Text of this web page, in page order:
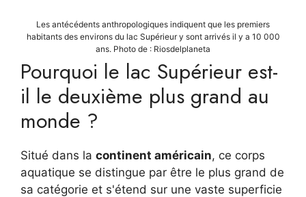
Les antécédents anthropologiques indiquent que les premiers
habitants des environs du lac Supérieur y sont arrivés il y a 10 000
ans. Photo de : Riosdelplaneta
Pourquoi le lac Supérieur est-
il le deuxième plus grand au
monde ?
Situé dans la continent américain, ce corps
aquatique se distingue par être le plus grand de
sa catégorie et s'étend sur une vaste superficie